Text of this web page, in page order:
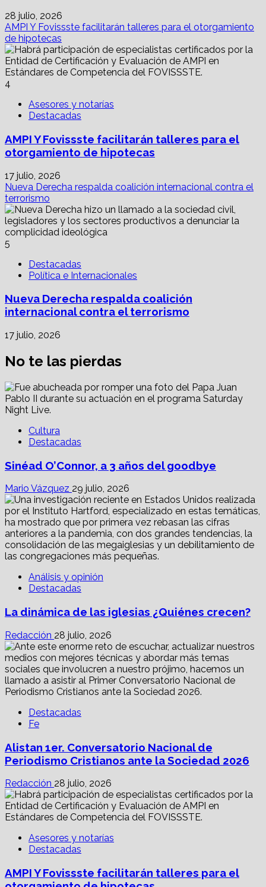
28 julio, 2026
AMPI Y Fovissste facilitarán talleres para el otorgamiento
de hipotecas
4
Asesores y notarías
Destacadas
AMPI Y Fovissste facilitarán talleres para el
otorgamiento de hipotecas
17 julio, 2026
Nueva Derecha respalda coalición internacional contra el
terrorismo
5
Destacadas
Política e Internacionales
Nueva Derecha respalda coalición
internacional contra el terrorismo
17 julio, 2026
No te las pierdas
Cultura
Destacadas
Sinéad O’Connor, a 3 años del goodbye
Mario Vázquez 29 julio, 2026
Análisis y opinión
Destacadas
La dinámica de las iglesias ¿Quiénes crecen?
Redacción 28 julio, 2026
Destacadas
Fe
Alistan 1er. Conversatorio Nacional de
Periodismo Cristianos ante la Sociedad 2026
Redacción 28 julio, 2026
Asesores y notarías
Destacadas
AMPI Y Fovissste facilitarán talleres para el